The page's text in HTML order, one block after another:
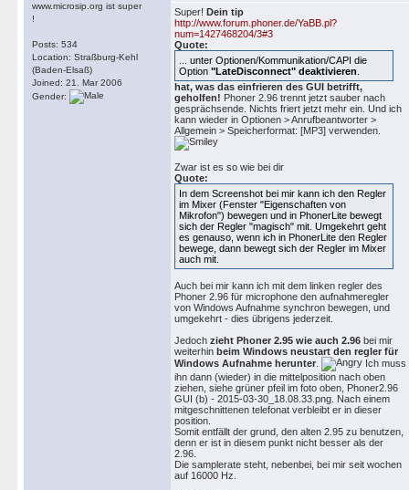
www.microsip.org ist super
!
Posts: 534
Location: Straßburg-Kehl
(Baden-Elsaß)
Joined: 21. Mar 2006
Gender:
Super! Dein tip
http://www.forum.phoner.de/YaBB.pl?
num=1427468204/3#3
Quote:
... unter Optionen/Kommunikation/CAPI die
Option "LateDisconnect" deaktivieren
hat, was das einfrieren des GUI betrifft,
geholfen! Phoner 2.96 trennt jetzt sauber nach
gesprächsende. Nichts friert jetzt mehr ein. Und ich
kann wieder in Optionen > Anrufbeantworter >
Allgemein > Speicherformat: [MP3] verwenden.
Zwar ist es so wie bei dir
Quote:
In dem Screenshot bei mir kann ich den Regler
im Mixer (Fenster "Eigenschaften von
Mikrofon") bewegen und in PhonerLite bewegt
sich der Regler "magisch" mit. Umgekehrt geht
es genauso, wenn ich in PhonerLite den Regler
bewege, dann bewegt sich der Regler im Mixer
auch mit.
Auch bei mir kann ich mit dem linken regler des
Phoner 2.96 für microphone den aufnahmeregler
von Windows Aufnahme synchron bewegen, und
umgekehrt - dies übrigens jederzeit.
Jedoch zieht Phoner 2.95 wie auch 2.96 bei mir
weiterhin beim Windows neustart den regler für
Windows Aufnahme herunter
Ich muss
ihn dann (wieder) in die mittelposition nach oben
ziehen, siehe grüner pfeil im foto oben, Phoner2.96
GUI (b) - 2015-03-30_18.08.33.png. Nach einem
mitgeschnittenen telefonat verbleibt er in dieser
position.
Somit entfällt der grund, den alten 2.95 zu benutzen,
denn er ist in diesem punkt nicht besser als der
2.96.
Die samplerate steht, nebenbei, bei mir seit wochen
auf 16000 Hz.